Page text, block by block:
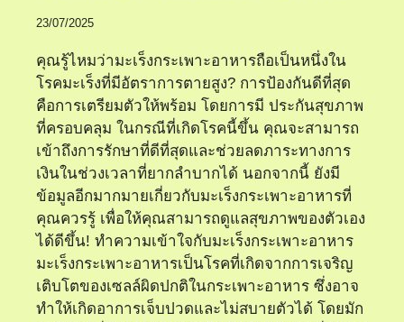
23/07/2025
คุณรู้ไหมว่ามะเร็งกระเพาะอาหารถือเป็นหนึ่งใน
โรคมะเร็งที่มีอัตราการตายสูง? การป้องกันดีที่สุด
คือการเตรียมตัวให้พร้อม โดยการมี ประกันสุขภาพ
ที่ครอบคลุม ในกรณีที่เกิดโรคนี้ขึ้น คุณจะสามารถ
เข้าถึงการรักษาที่ดีที่สุดและช่วยลดภาระทางการ
เงินในช่วงเวลาที่ยากลำบากได้ นอกจากนี้ ยังมี
ข้อมูลอีกมากมายเกี่ยวกับมะเร็งกระเพาะอาหารที่
คุณควรรู้ เพื่อให้คุณสามารถดูแลสุขภาพของตัวเอง
ได้ดีขึ้น! ทำความเข้าใจกับมะเร็งกระเพาะอาหาร
มะเร็งกระเพาะอาหารเป็นโรคที่เกิดจากการเจริญ
เติบโตของเซลล์ผิดปกติในกระเพาะอาหาร ซึ่งอาจ
ทำให้เกิดอาการเจ็บปวดและไม่สบายตัวได้ โดยมัก